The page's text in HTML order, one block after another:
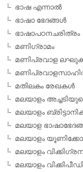
ഭാഷ എന്നാല്‍
ഭാഷാ ഭേദങ്ങള്‍
ഭാഷാപഠനചരിത്രം
മണിഗ്രാമം
മണിപ്രവാള
മതിലകം രേഖകള്‍
മലയാളം
മലയാളം
മലയാള
മലയാളം
മലയാളം
മലയാളം